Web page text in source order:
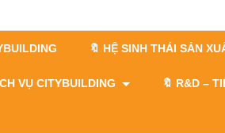
🔖 HỆ SINH THÁI SẢN
VỤ CITYBUILDING 🔖​​​​​​​ R&D –